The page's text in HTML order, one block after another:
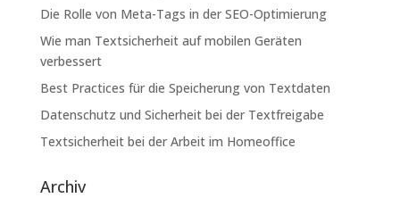
Die Rolle von Meta-Tags in der SEO-Optimierung
Wie man Textsicherheit auf mobilen Geräten
verbessert
Best Practices für die Speicherung von Textdaten
Datenschutz und Sicherheit bei der Textfreigabe
Textsicherheit bei der Arbeit im Homeoffice
Archiv